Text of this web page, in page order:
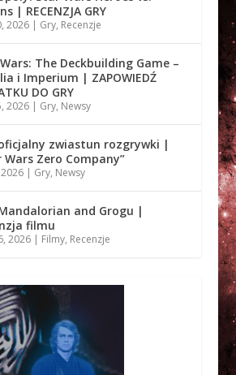
| RECENZJA GRY
2026| Gry, Recenzje
The Deckbuilding Game –
i Imperium | ZAPOWIEDŹ
DO GRY
2026| Gry, Newsy
zwiastun rozgrywki |
Wars Zero Company”
| Gry, Newsy
and Grogu |
filmu
2026| Filmy, Recenzje